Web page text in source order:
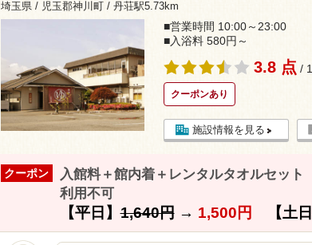
埼玉県 / 児玉郡神川町 / 丹荘駅5.73km
■営業時間 10:00～23:00
■入浴料 580円～
3.8 点 /
クーポンあり
施設情報を見る
クーポン
入館料＋館内着＋レンタルタオルセッ
利用不可
【平日】1,640円→ 1,500円 【土